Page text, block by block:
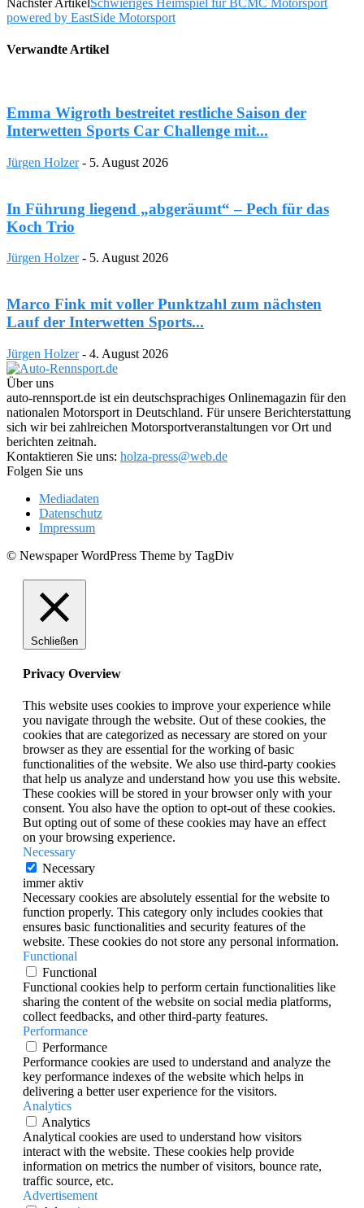
powered by EastSide Motorsport
Verwandte Artikel
Emma Wigroth bestreitet restliche Saison der
Interwetten Sports Car Challenge mit...
Jürgen Holzer - 5. August 2026
In Führung liegend „abgeräumt“ – Pech für das
Koch Trio
Jürgen Holzer - 5. August 2026
Marco Fink mit voller Punktzahl zum nächsten
Lauf der Interwetten Sports...
Jürgen Holzer - 4. August 2026
Über uns
auto-rennsport.de ist ein deutschsprachiges Onlinemagazin für den
nationalen Motorsport in Deutschland. Für unsere Berichterstattung
sich wir bei zahlreichen Motorsportveranstaltungen vor Ort und
berichten zeitnah.
Kontaktieren Sie uns: holza-press@web.de
Folgen Sie uns
Mediadaten
Datenschutz
Impressum
© Newspaper WordPress Theme by TagDiv
Schließen
Privacy Overview
This website uses cookies to improve your experience while
you navigate through the website. Out of these cookies, the
cookies that are categorized as necessary are stored on your
browser as they are essential for the working of basic
functionalities of the website. We also use third-party cookies
that help us analyze and understand how you use this website.
These cookies will be stored in your browser only with your
consent. You also have the option to opt-out of these cookies.
But opting out of some of these cookies may have an effect
on your browsing experience.
Necessary
Necessary
immer aktiv
Necessary cookies are absolutely essential for the website to
function properly. This category only includes cookies that
ensures basic functionalities and security features of the
website. These cookies do not store any personal information.
Functional
Functional
Functional cookies help to perform certain functionalities like
sharing the content of the website on social media platforms,
collect feedbacks, and other third-party features.
Performance
Performance
Performance cookies are used to understand and analyze the
key performance indexes of the website which helps in
delivering a better user experience for the visitors.
Analytics
Analytics
Analytical cookies are used to understand how visitors
interact with the website. These cookies help provide
information on metrics the number of visitors, bounce rate,
traffic source, etc.
Advertisement